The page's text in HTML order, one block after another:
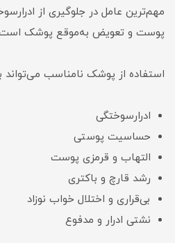
مهم‌ترین عامل در جلوگیری از
پوست و تعویض به‌موقع پوشک
استفاده از پوشک نامناسب می‌تواند
ادرارسوختگی
حساسیت پوستی
التهاب و قرمزی پوست
رشد قارچ و باکتری
بی‌قراری و اختلال خواب نوزاد
نشتی ادرار و مدفوع